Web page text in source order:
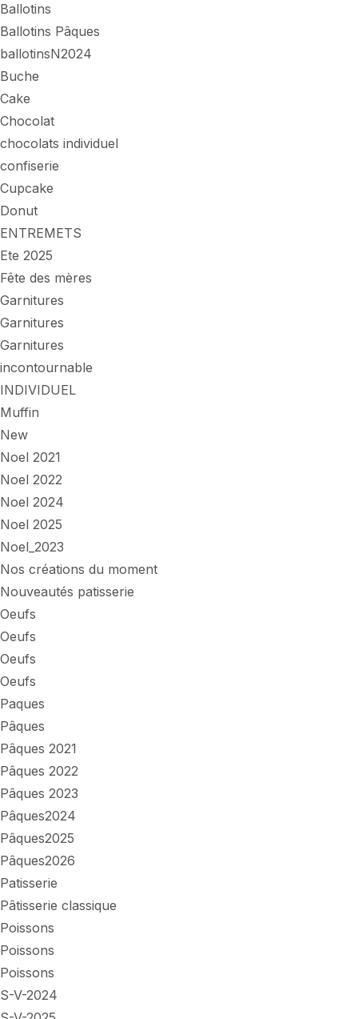
Ballotins
Ballotins Pâques
ballotinsN2024
Buche
Cake
Chocolat
chocolats individuel
confiserie
Cupcake
Donut
ENTREMETS
Ete 2025
Fête des mères
Garnitures
Garnitures
Garnitures
incontournable
INDIVIDUEL
Muffin
New
Noel 2021
Noel 2022
Noel 2024
Noel 2025
Noel_2023
Nos créations du moment
Nouveautés patisserie
Oeufs
Oeufs
Oeufs
Oeufs
Paques
Pâques
Pâques 2021
Pâques 2022
Pâques 2023
Pâques2024
Pâques2025
Pâques2026
Patisserie
Pâtisserie classique
Poissons
Poissons
Poissons
S-V-2024